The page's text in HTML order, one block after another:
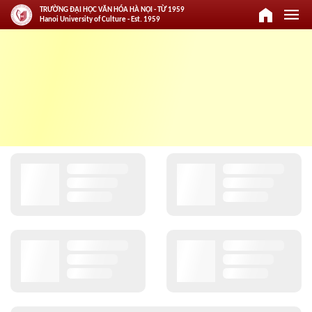
TRƯỜNG ĐẠI HỌC VĂN HÓA HÀ NỘI - TỪ 1959
Hanoi University of Culture - Est. 1959
home menu